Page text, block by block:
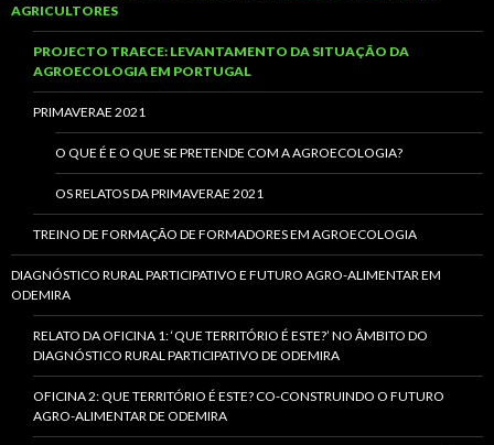
AGRICULTORES
PROJECTO TRAECE: LEVANTAMENTO DA SITUAÇÃO DA
AGROECOLOGIA EM PORTUGAL
PRIMAVERAE 2021
O QUE É E O QUE SE PRETENDE COM A AGROECOLOGIA?
OS RELATOS DA PRIMAVERAE 2021
TREINO DE FORMAÇÃO DE FORMADORES EM AGROECOLOGIA
DIAGNÓSTICO RURAL PARTICIPATIVO E FUTURO AGRO-ALIMENTAR EM
ODEMIRA
RELATO DA OFICINA 1: ‘QUE TERRITÓRIO É ESTE?’ NO ÂMBITO DO
DIAGNÓSTICO RURAL PARTICIPATIVO DE ODEMIRA
OFICINA 2: QUE TERRITÓRIO É ESTE? CO-CONSTRUINDO O FUTURO
AGRO-ALIMENTAR DE ODEMIRA